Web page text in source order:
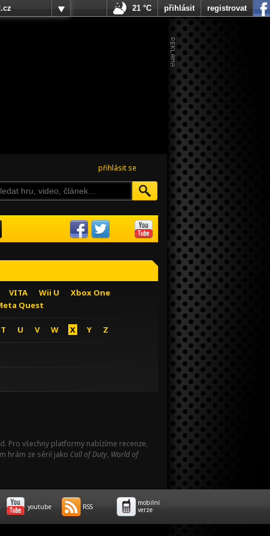
přihlásit se
VITA Wii U
Xbox One
Quest
T U V W X Y Z
Pro všechny platformy nabízíme recenze,
hrám ze sérií jako Call of Duty, World of
21 °C přihlásit registrovat
youtube RSS
mobilní
verze